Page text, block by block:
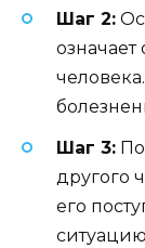
Шаг 2:
Шаг 3:
другого
его